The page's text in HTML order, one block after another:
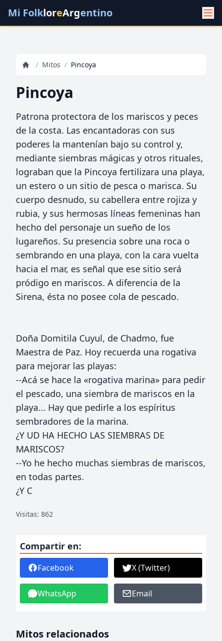
Mi FolkloreArgentino
/ Mitos / Pincoya
Pincoya
Patrona protectora de los mariscos y peces
de la costa. Las encantadoras con sus
poderes la mantenían bajo su control y,
mediante siembras mágicas y otros rituales,
lograban que la Pincoya fertilizara una playa,
un estero o un sitio de pesca o marisca. Su
cuerpo desnudo, su cabellera entre rojiza y
rubia, y sus hermosas líneas femeninas han
hecho del personaje un sueño de los
lugareños. Su presencia sobre una roca o
sembrando en una playa, con la cara vuelta
hacia el mar, es señal que ese sitio será
pródigo en mariscos. A diferencia de la
Sirena, ésta no posee cola de pescado.
Doña Domitila Cuyul, de Chadmo, fue
Maestra de Paz. Hoy recuerda una rogativa
para mejorar las playas:
--Acá se hace la «rogativa marina» para pedir
el pescado, una siembra de mariscos en la
playa... Hay que pedirle a los espíritus
sembradores de la marina.
¿Y UD HA HECHO LAS SIEMBRAS DE
MARISCOS?
--Yo he hecho muchas siembras de mariscos,
en todas partes.
¿Y C
Visitas: 862
Compartir en:
Facebook X (Twitter)
WhatsApp Email
Mitos relacionados